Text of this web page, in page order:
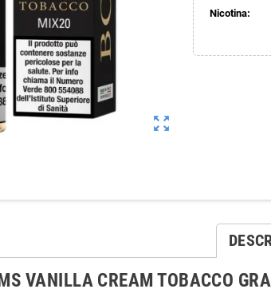
zoom_out_map
Nicotina:
VANILLA CREAM TOBACCO